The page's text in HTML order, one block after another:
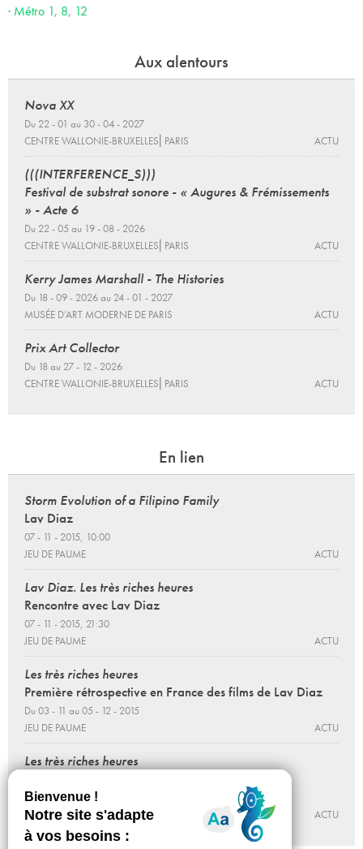
· Métro 1, 8, 12
Aux alentours
Nova XX
Du 22 - 01 au 30 - 04 - 2027
CENTRE WALLONIE-BRUXELLES⎜PARIS
ACTU
(((INTERFERENCE_S)))
Festival de substrat sonore - « Augures & Frémissements
» - Acte 6
Du 22 - 05 au 19 - 08 - 2026
CENTRE WALLONIE-BRUXELLES⎜PARIS
ACTU
Kerry James Marshall - The Histories
Du 18 - 09 - 2026 au 24 - 01 - 2027
MUSÉE D’ART MODERNE DE PARIS
ACTU
Prix Art Collector
Du 18 au 27 - 12 - 2026
CENTRE WALLONIE-BRUXELLES⎜PARIS
ACTU
En lien
Storm Evolution of a Filipino Family
Lav Diaz
07 - 11 - 2015, 10:00
JEU DE PAUME
ACTU
Lav Diaz. Les très riches heures
Rencontre avec Lav Diaz
07 - 11 - 2015, 21:30
JEU DE PAUME
ACTU
Les très riches heures
Première rétrospective en France des films de Lav Diaz
Du 03 - 11 au 05 - 12 - 2015
JEU DE PAUME
ACTU
Les très riches heures
06 - 11 - 2015, 18:30
JEU DE PAUME
ACTU